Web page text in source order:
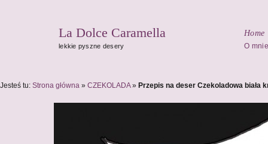
La Dolce Caramella
lekkie pyszne desery
Home
O mnie
Jesteś tu: Strona główna » CZEKOLADA » Przepis na deser Czekoladowa biała